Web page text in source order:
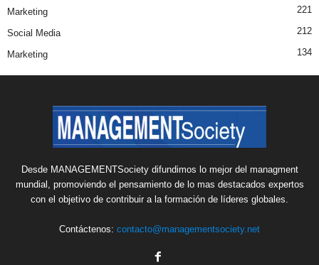
Marketing 221
Social Media 212
Marketing 134
Desde MANAGEMENTSociety difundimos lo mejor del managment
mundial, promoviendo el pensamiento de lo mas destacados expertos
con el objetivo de contribuir a la formación de líderes globales.
Contáctenos: contacto@managementsociety.net